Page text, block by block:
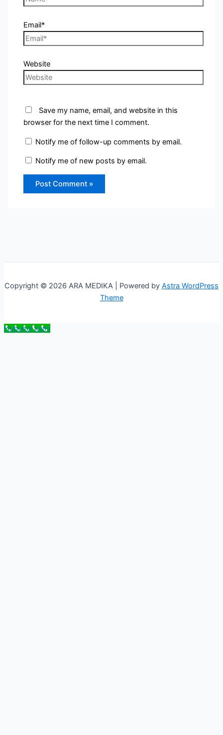
Email*
Website
Save my name, email, and website in this
browser for the next time I comment.
Notify me of follow-up comments by email.
Notify me of new posts by email.
Copyright © 2026 ARA MEDIKA | Powered by Astra WordPress
Theme
Hubungi kami